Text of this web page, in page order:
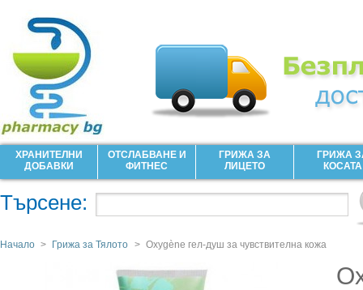
ХРАНИТЕЛНИ
ДОБАВКИ
ОТСЛАБВАНЕ И
ФИТНЕС
ГРИЖА ЗА
ЛИЦЕТО
ГРИЖА
КОСАТА
Търсене:
Начало > Грижа за Тялото > Oxygène гел-душ за чувствителна кожа